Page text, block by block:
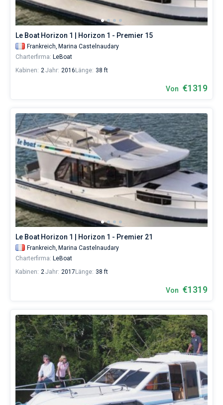
Le Boat Horizon 1 | Horizon 1 - Premier 15
Frankreich, Marina Castelnaudary
Charterfirma: LeBoat
Kabinen: 2Jahr: 2016 Länge: 38 ft
Von €1319
Le Boat Horizon 1 | Horizon 1 - Premier 21
Frankreich, Marina Castelnaudary
Charterfirma: LeBoat
Kabinen: 2Jahr: 2017 Länge: 38 ft
Von €1319